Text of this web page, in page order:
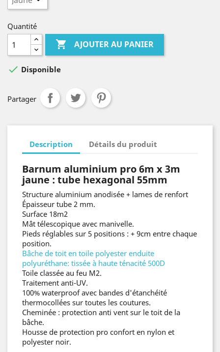
Quantité
 AJOUTER AU PANIER
 Disponible
Partager
Description Détails du produit
Barnum aluminium pro 6m x 3m
jaune : tube hexagonal 55mm
Structure aluminium anodisée + lames de renfort
Épaisseur tube 2 mm.
Surface 18m2
Mât télescopique avec manivelle.
Pieds réglables sur 5 positions : + 9cm entre chaque
position.
Bâche de toit en toile polyester enduite
polyuréthane: tissée à haute ténacité 500D
Toile classée au feu M2.
Traitement anti-UV.
100% waterproof avec bandes d'étanchéité
thermocollées sur toutes les coutures.
Cheminée : protection anti vent sur le toit de la
bâche.
Housse de protection pro confort en nylon et
polyester noir.